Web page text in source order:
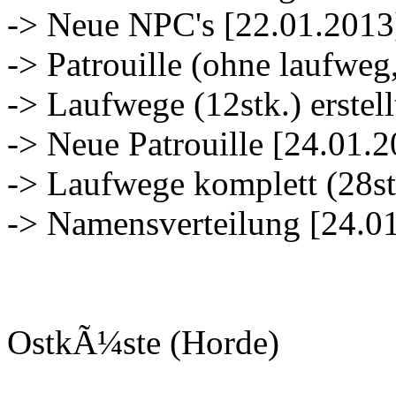
-> Neue NPC's
-> Patrouille (ohne
-> Laufwege (12stk.)
-> Neue Patrouille
-> Laufwege komplett
-> Namensverteilung
OstkÃ¼ste (Horde)